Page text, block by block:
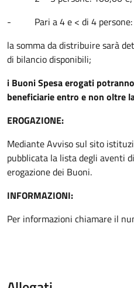
- Pari a 4 e < di 4 persone:
la somma da distribuire sarà
di bilancio disponibili;
i Buoni Spesa erogati
beneficiarie entro e non oltre
EROGAZIONE:
Mediante Avviso sul sito
pubblicata la lista degli aventi
erogazione dei Buoni.
INFORMAZIONI:
Per informazioni chiamare il